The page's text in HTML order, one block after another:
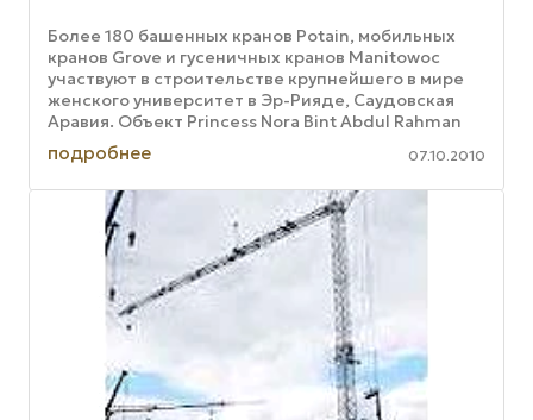
Более 180 башенных кранов Potain, мобильных
кранов Grove и гусеничных кранов Manitowoc
участвуют в строительстве крупнейшего в мире
женского университет в Эр-Рияде, Саудовская
Аравия. Объект Princess Nora Bint Abdul Rahman
University общей площадью ...
подробнее 07.10.2010